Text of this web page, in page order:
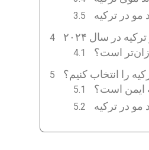
مو در ترکیه
در سال ۲۰۲۴
است؟
را انتخاب کنیم؟
ایمن است؟
مو در ترکیه